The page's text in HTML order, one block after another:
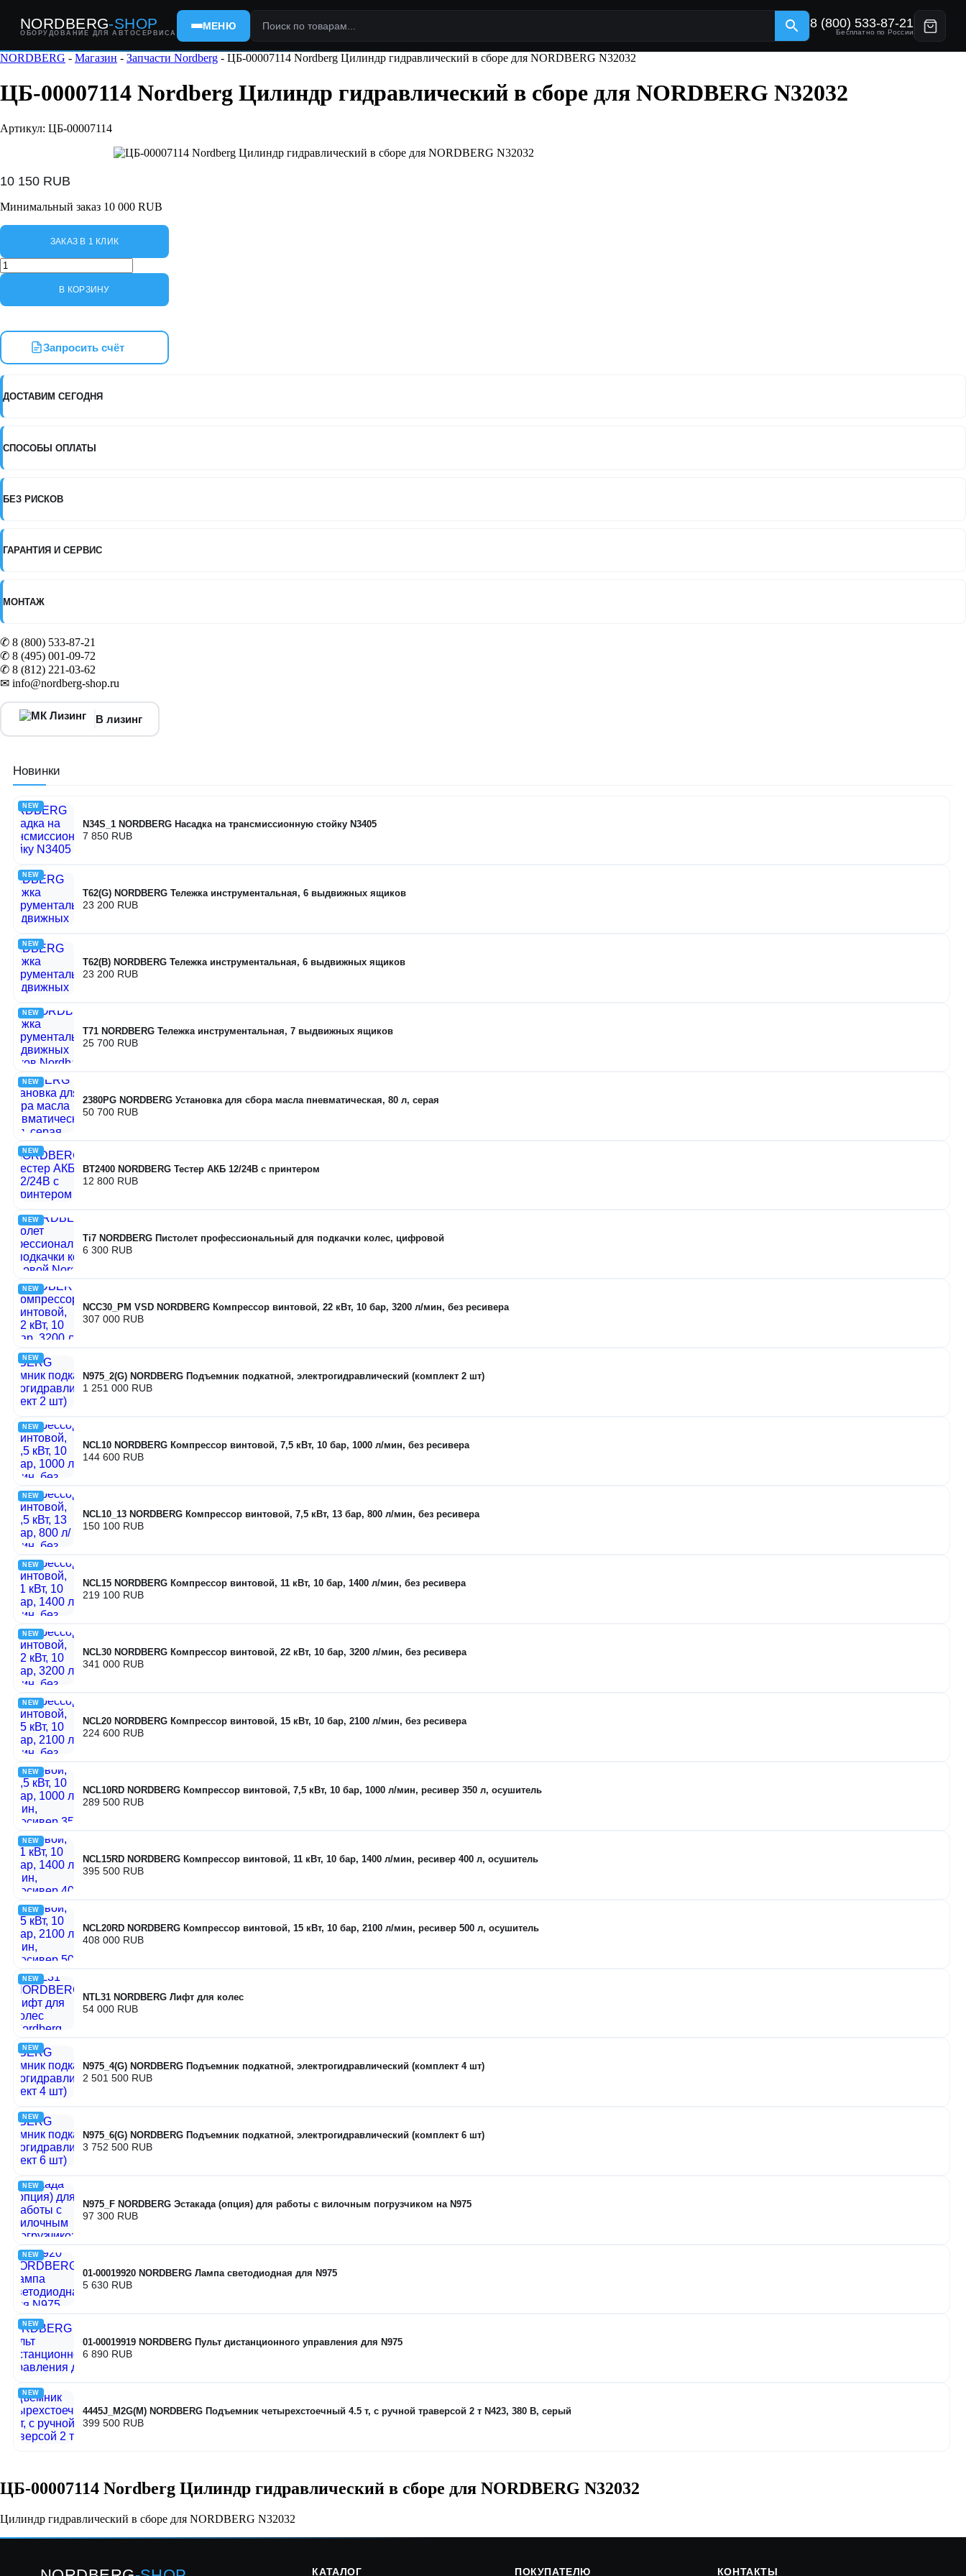
NORDBERG-SHOP
ОБОРУДОВАНИЕ ДЛЯ АВТОСЕРВИСА
МЕНЮ 8 (800) 533-87-21
Бесплатно по России
NORDBERG - Магазин - Запчасти Nordberg - ЦБ-00007114 Nordberg Цилиндр гидравлический в сборе для NORDBERG N32032
ЦБ-00007114 Nordberg Цилиндр гидравлический в сборе для NORDBERG N32032
Артикул: ЦБ-00007114
10 150 RUB
Минимальный заказ 10 000 RUB
ЗАКАЗ В 1 КЛИК
Количество
товара
ЦБ-00007114
Nordberg
гидравлический
в
для
NORDBERG
N32032
В КОРЗИНУ
Запросить счёт
ДОСТАВИМ СЕГОДНЯ
СПОСОБЫ ОПЛАТЫ
БЕЗ РИСКОВ
ГАРАНТИЯ И СЕРВИС
МОНТАЖ
✆ 8 (800) 533-87-21
✆ 8 (495) 001-09-72
✆ 8 (812) 221-03-62
✉ info@nordberg-shop.ru
В лизинг
Новинки
NEW
N34S_1 NORDBERG Насадка на трансмиссионную стойку N3405
7 850 RUB
NEW
T62(G) NORDBERG Тележка инструментальная, 6 выдвижных ящиков
23 200 RUB
NEW
T62(B) NORDBERG Тележка инструментальная, 6 выдвижных ящиков
23 200 RUB
NEW
T71 NORDBERG Тележка инструментальная, 7 выдвижных ящиков
25 700 RUB
NEW
2380PG NORDBERG Установка для сбора масла пневматическая, 80 л, серая
50 700 RUB
NEW
BT2400 NORDBERG Тестер АКБ 12/24В с принтером
12 800 RUB
NEW
Ti7 NORDBERG Пистолет профессиональный для подкачки колес, цифровой
6 300 RUB
NEW
NCC30_PM VSD NORDBERG Компрессор винтовой, 22 кВт, 10 бар, 3200 л/мин, без ресивера
307 000 RUB
NEW
N975_2(G) NORDBERG Подъемник подкатной, электрогидравлический (комплект 2 шт)
1 251 000 RUB
NEW
NCL10 NORDBERG Компрессор винтовой, 7,5 кВт, 10 бар, 1000 л/мин, без ресивера
144 600 RUB
NEW
NCL10_13 NORDBERG Компрессор винтовой, 7,5 кВт, 13 бар, 800 л/мин, без ресивера
150 100 RUB
NEW
NCL15 NORDBERG Компрессор винтовой, 11 кВт, 10 бар, 1400 л/мин, без ресивера
219 100 RUB
NEW
NCL30 NORDBERG Компрессор винтовой, 22 кВт, 10 бар, 3200 л/мин, без ресивера
341 000 RUB
NEW
NCL20 NORDBERG Компрессор винтовой, 15 кВт, 10 бар, 2100 л/мин, без ресивера
224 600 RUB
NEW
NCL10RD NORDBERG Компрессор винтовой, 7,5 кВт, 10 бар, 1000 л/мин, ресивер 350 л, осушитель
289 500 RUB
NEW
NCL15RD NORDBERG Компрессор винтовой, 11 кВт, 10 бар, 1400 л/мин, ресивер 400 л, осушитель
395 500 RUB
NEW
NCL20RD NORDBERG Компрессор винтовой, 15 кВт, 10 бар, 2100 л/мин, ресивер 500 л, осушитель
408 000 RUB
NEW
NTL31 NORDBERG Лифт для колес
54 000 RUB
NEW
N975_4(G) NORDBERG Подъемник подкатной, электрогидравлический (комплект 4 шт)
2 501 500 RUB
NEW
N975_6(G) NORDBERG Подъемник подкатной, электрогидравлический (комплект 6 шт)
3 752 500 RUB
NEW
N975_F NORDBERG Эстакада (опция) для работы с вилочным погрузчиком на N975
97 300 RUB
NEW
01-00019920 NORDBERG Лампа светодиодная для N975
5 630 RUB
NEW
01-00019919 NORDBERG Пульт дистанционного управления для N975
6 890 RUB
NEW
4445J_M2G(M) NORDBERG Подъемник четырехстоечный 4.5 т, с ручной траверсой 2 т N423, 380 В, серый
399 500 RUB
ЦБ-00007114 Nordberg Цилиндр гидравлический в сборе для NORDBERG N32032
Цилиндр гидравлический в сборе для NORDBERG N32032
КАТАЛОГ ПОКУПАТЕЛЮ КОНТАКТЫ